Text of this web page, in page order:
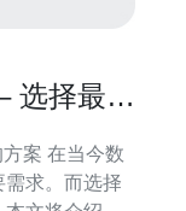
选择最优
今数
求。而选择